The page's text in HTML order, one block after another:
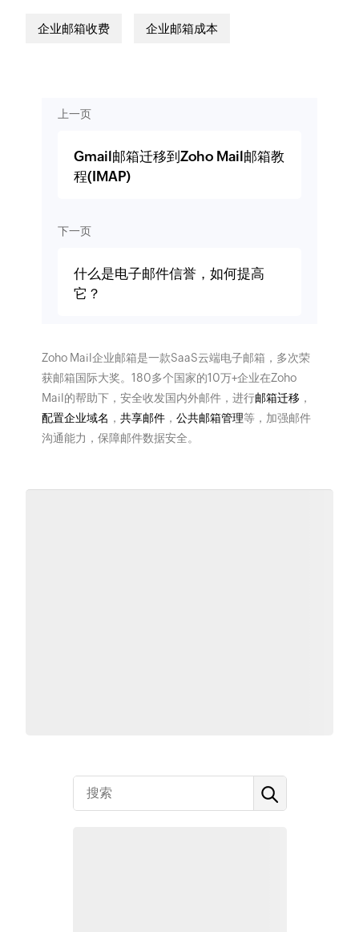
企业邮箱收费 企业邮箱成本
上一页
Gmail邮箱迁移到Zoho Mail邮箱教
程(IMAP)
下一页
什么是电子邮件信誉，如何提高
它？
Zoho Mail企业邮箱是一款SaaS云端电子邮箱，多次荣
获邮箱国际大奖。180多个国家的10万+企业在Zoho
Mail的帮助下，安全收发国内外邮件，进行邮箱迁移 ，
配置企业域名 ， 共享邮件， 公共邮箱管理等，加强邮件
沟通能力，保障邮件数据安全。